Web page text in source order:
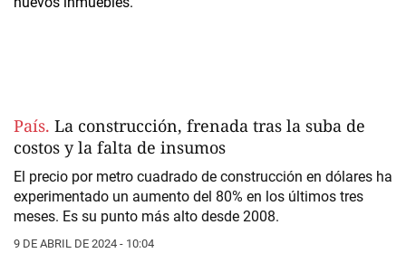
País. La construcción, frenada tras la suba de
costos y la falta de insumos
El precio por metro cuadrado de construcción en dólares ha
experimentado un aumento del 80% en los últimos tres
meses. Es su punto más alto desde 2008.
9 DE ABRIL DE 2024 - 10:04